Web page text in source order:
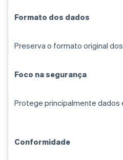
Formato dos dados
Preserva o formato original
Foco na segurança
Protege principalmente dados
Conformidade